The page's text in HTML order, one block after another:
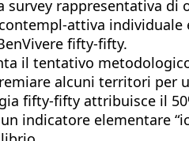
rappresentativa
attiva
fifty-fifty.
il tentativo
alcuni territori per
fifty-fifty attribuisce il
indicatore elementare